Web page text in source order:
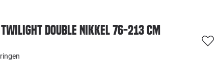
Double nikkel 76-213 cm